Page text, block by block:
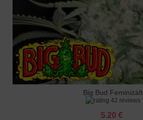
Big Bud Feminizált
42 reviews
5.20 €